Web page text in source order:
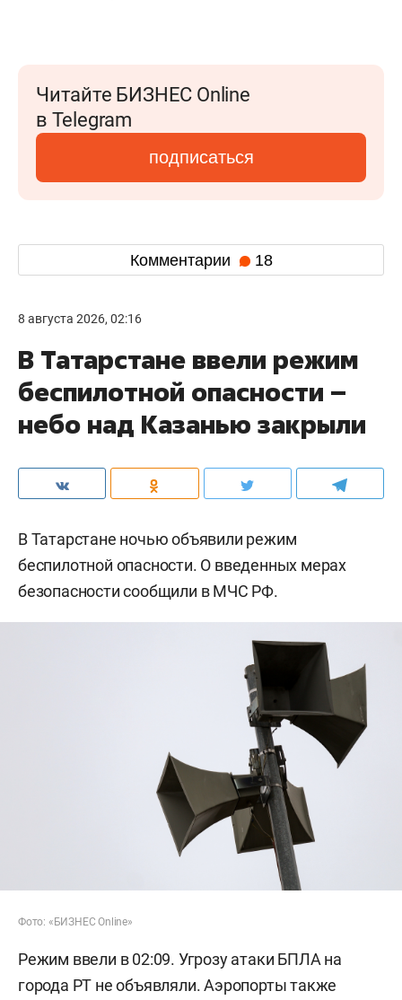
Читайте БИЗНЕС Online
в Telegram
подписаться
Комментарии 18
8 августа 2026, 02:16
В Татарстане ввели режим
беспилотной опасности –
небо над Казанью закрыли
В Татарстане ночью объявили режим
беспилотной опасности. О введенных мерах
безопасности сообщили в МЧС РФ.
Фото: «БИЗНЕС Online»
Режим ввели в 02:09. Угрозу атаки БПЛА на
города РТ не объявляли. Аэропорты также